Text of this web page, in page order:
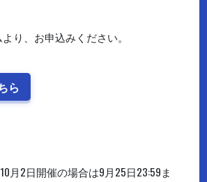
り、お申込みください。
ら
月2日開催の場合は9月25日23:59ま